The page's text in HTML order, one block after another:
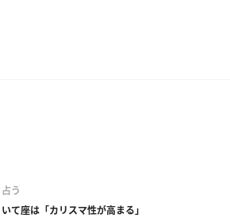
占う
いて座は「カリスマ性が高まる」